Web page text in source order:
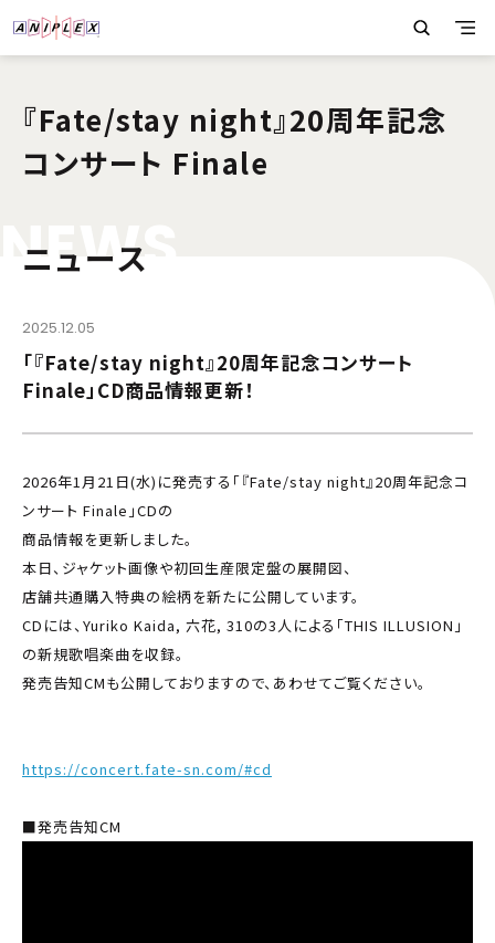
『Fate/stay night』20周年記念
コンサート Finale
NEWS
ニュース
2025.12.05
「『Fate/stay night』20周年記念コンサート
Finale」CD商品情報更新！
2026年1月21日(水)に発売する「『Fate/stay night』20周年記念コ
ンサート Finale」CDの
商品情報を更新しました。
本日、ジャケット画像や初回生産限定盤の展開図、
店舗共通購入特典の絵柄を新たに公開しています。
CDには、Yuriko Kaida, 六花, 310の3人による「THIS ILLUSION」
の新規歌唱楽曲を収録。
発売告知CMも公開しておりますので、あわせてご覧ください。
https://concert.fate-sn.com/#cd
■発売告知CM